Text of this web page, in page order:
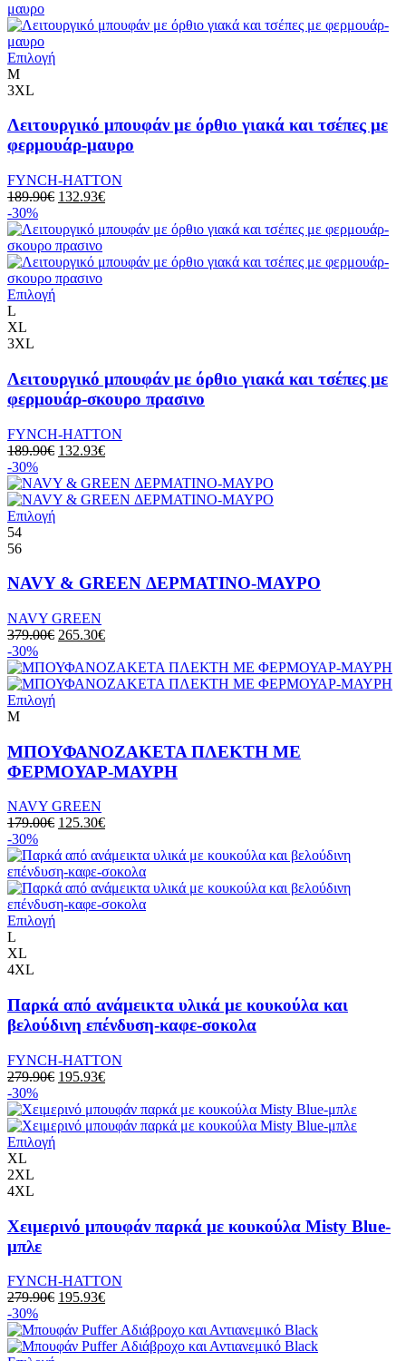
Επιλογή
M
3XL
Λειτουργικό μπουφάν με όρθιο γιακά και τσέπες με
φερμουάρ-μαυρο
FYNCH-HATTON
189.90€ 132.93€
-30%
Επιλογή
L
XL
3XL
Λειτουργικό μπουφάν με όρθιο γιακά και τσέπες με
φερμουάρ-σκουρο πρασινο
FYNCH-HATTON
189.90€ 132.93€
-30%
Επιλογή
54
56
NAVY & GREEN ΔΕΡΜΑΤΙΝΟ-ΜΑΥΡΟ
NAVY GREEN
379.00€ 265.30€
-30%
Επιλογή
M
ΜΠΟΥΦΑΝOZAKETA ΠΛΕΚΤΗ ΜΕ
ΦΕΡΜΟΥΑΡ-ΜΑΥΡΗ
NAVY GREEN
179.00€ 125.30€
-30%
Επιλογή
L
XL
4XL
Παρκά από ανάμεικτα υλικά με κουκούλα και
βελούδινη επένδυση-καφε-σοκολα
FYNCH-HATTON
279.90€ 195.93€
-30%
Επιλογή
XL
2XL
4XL
Χειμερινό μπουφάν παρκά με κουκούλα Misty Blue-
μπλε
FYNCH-HATTON
279.90€ 195.93€
-30%